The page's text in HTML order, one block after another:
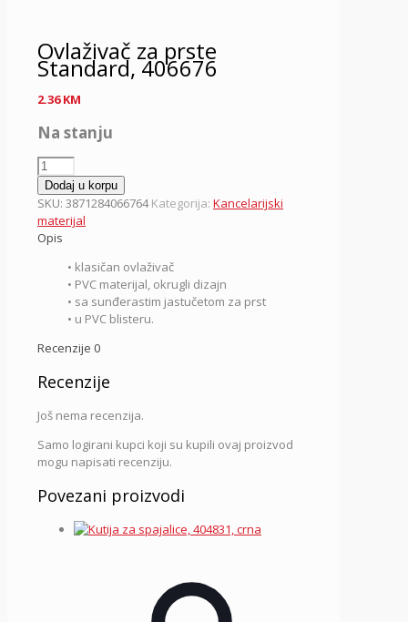
Ovlaživač za prste
Standard, 406676
2.36KM
Na stanju
Ovlaživač
za
prste
Standard,
406676
količina
Dodaj u korpu
SKU: 3871284066764 Kategorija: Kancelarijski
materijal
Opis
• klasičan ovlaživač
• PVC materijal, okrugli dizajn
• sa sunđerastim jastučetom za prst
• u PVC blisteru.
Recenzije 0
Recenzije
Još nema recenzija.
Samo logirani kupci koji su kupili ovaj proizvod
mogu napisati recenziju.
Povezani proizvodi